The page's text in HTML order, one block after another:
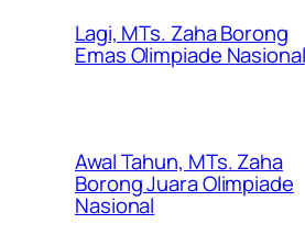
Lagi, MTs. Zaha Borong
Emas Olimpiade Nasional
Awal Tahun, MTs. Zaha
Borong Juara Olimpiade
Nasional